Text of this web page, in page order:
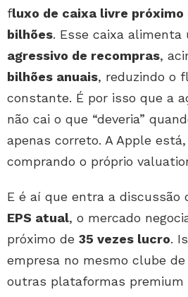
fluxo de caixa livre próximo
bilhões. Esse caixa alimenta
agressivo de recompras,
bilhões anuais, reduzindo o
constante. É por isso que a
não cai o que “deveria”
apenas correto. A Apple
comprando o próprio
E é aí que entra a discussão
EPS atual, o mercado
próximo de 35 vezes lucro.
empresa no mesmo clube
outras plataformas premium